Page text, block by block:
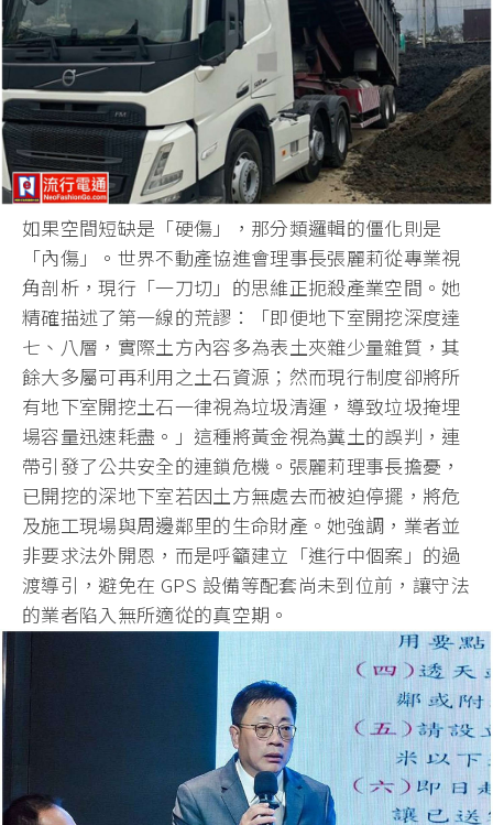
如果空間短缺是「硬傷」，那分類邏輯的僵化則是
「內傷」。 世界不動產協進會理事長張麗莉從專業視
角剖析，現行「一刀切」 的思維正扼殺產業空間。她
精確描述了第一線的荒謬：「即便地下室開挖深度達
七、八層， 實際土方內容多為表土夾雜少量雜質，其
餘大多屬可再利用之土石資源； 然而現行制度卻將所
有地下室開挖土石一律視為垃圾清運， 導致垃圾掩埋
場容量迅速耗盡。」這種將黃金視為糞土的誤判， 連
帶引發了公共安全的連鎖危機。張麗莉理事長擔憂，
已開挖的深地下室若因土方無處去而被迫停擺， 將危
及施工現場與周邊鄰里的生命財產。她強調， 業者並
非要求法外開恩，而是呼籲建立「進行中個案」的過
渡導引， 避免在 GPS 設備等配套尚未到位前，讓守法
的業者陷入無所適從的真空期。